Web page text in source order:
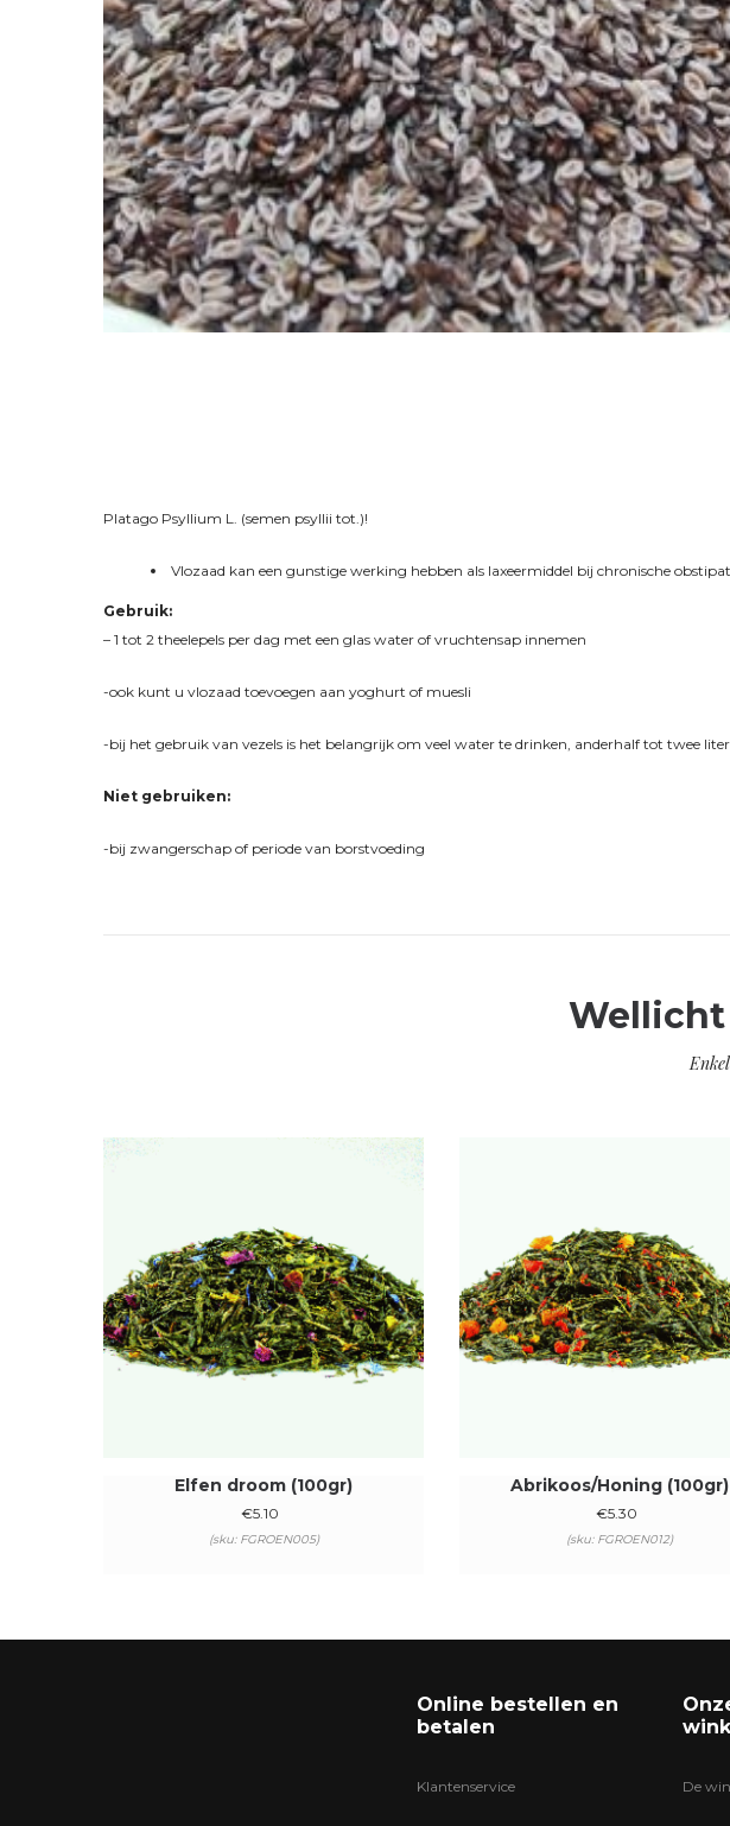
Platago Psyllium L. (semen psyllii tot.)!
Vlozaad kan een gunstige werking hebben als laxeermiddel bij chronische
Gebruik:
– 1 tot 2 theelepels per dag met een glas water of vruchtensap innemen
-ook kunt u vlozaad toevoegen aan yoghurt of muesli
-bij het gebruik van vezels is het belangrijk om veel water te drinken, anderhalf tot twee liter
Niet gebruiken:
-bij zwangerschap of periode van borstvoeding
Elfen droom (100gr)
€5.10
(sku: FGROEN005)
Abrikoos/Honing (100gr)
€5.30
(sku: FGROEN012)
Online bestellen en
betalen
Klantenservice De